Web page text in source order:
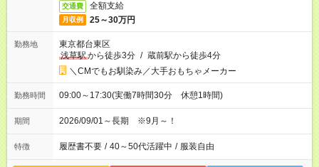
交通費 全額支給
月収例 25～30万円
勤務地
東京都台東区
浅草駅から徒歩3分 / 蔵前駅から徒歩4分
＼CMでもお馴染み／大手おもちゃメーカー
勤務時間 09:00～17:30(実働7時間30分 休憩1時間)
期間 2026/09/01～長期 ※9月～！
特徴 履歴書不要 / 40～50代活躍中 / 服装自由